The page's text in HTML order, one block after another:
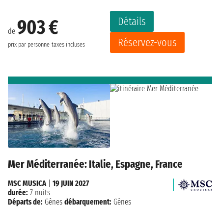
de 903 €
prix par personne taxes incluses
Détails
Réservez-vous
Mer Méditerranée: Italie, Espagne, France
MSC MUSICA
19 JUIN 2027
durée: 7 nuits
Départs de: Gênes débarquement: Gênes